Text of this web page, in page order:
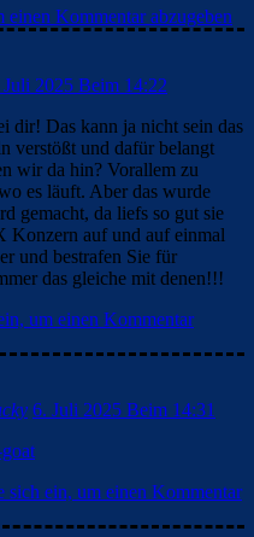
Kommentar abzugeben
Juli 2025 Beim 14:22
dir! Das kann ja nicht sein das
verstößt und dafür belangt
wir da hin? Vorallem zu
es läuft. Aber das wurde
gemacht, da liefs so gut sie
Konzern auf und auf einmal
und bestrafen Sie für
das gleiche mit denen!!!
um einen Kommentar
6. Juli 2025 Beim 14:31
sich ein, um einen Kommentar